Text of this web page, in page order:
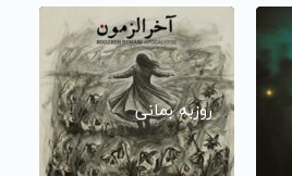
روزبه بمانی